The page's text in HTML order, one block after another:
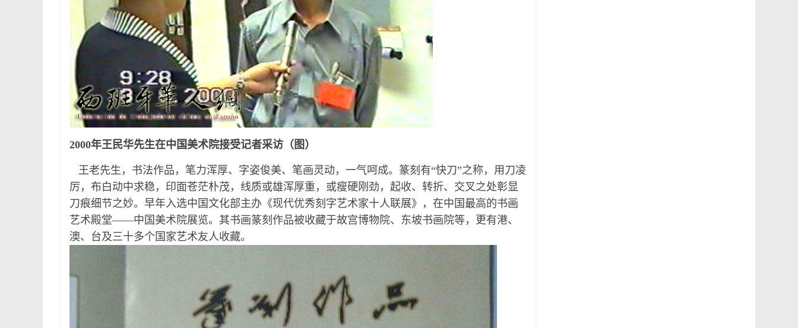
2000年王民华先生在中国美术院接受记者采访（图）
王老先生，书法作品，笔力浑厚、字姿俊美、笔画灵动，一气呵成。篆刻有“快刀”之称，用刀凌
厉，布白动中求稳，印面苍茫朴茂，线质或雄浑厚重，或瘦硬刚劲，起收、转折、交叉之处彰显
刀痕细节之妙。早年入选中国文化部主办《现代优秀刻字艺术家十人联展》，在中国最高的书画
艺术殿堂——中国美术院展览。其书画篆刻作品被收藏于故宫博物院、东坡书画院等，更有港、
澳、台及三十多个国家艺术友人收藏。